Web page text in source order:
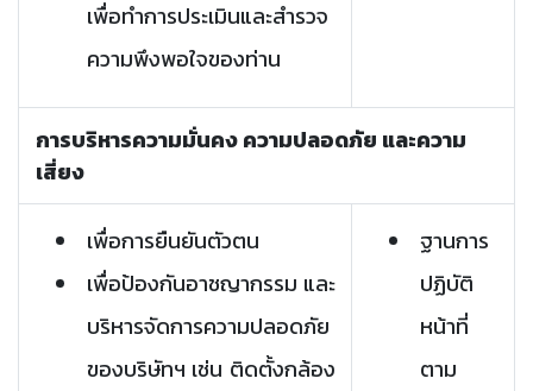
เพื่อทำการประเมินและสำรวจ
ความพึงพอใจของท่าน
การบริหารความมั่นคง ความปลอดภัย และความ
เสี่ยง
เพื่อการยืนยันตัวตน
เพื่อป้องกันอาชญากรรม และ
บริหารจัดการความปลอดภัย
ของบริษัทฯ เช่น ติดตั้งกล้อง
ฐานการ
ปฏิบัติ
หน้าที่
ตาม